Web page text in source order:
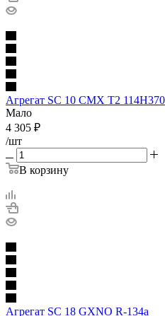
Агрегат SC 10 CMX T2
Мало
4 305 ₽
/шт
В корзину
Агрегат SC 18 GXNO R-134a